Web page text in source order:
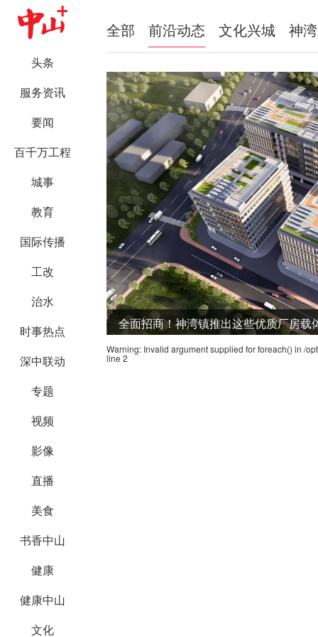
头条
服务资讯
要闻
百千万工程
城事
教育
国际传播
工改
治水
时事热点
深中联动
专题
视频
影像
直播
美食
书香中山
健康
健康中山
文化
全部 前沿动态 文化兴城 神
全面招商！神湾镇推出这些优质厂房载
Warning: Invalid argument supplied for foreach() in /
line 2